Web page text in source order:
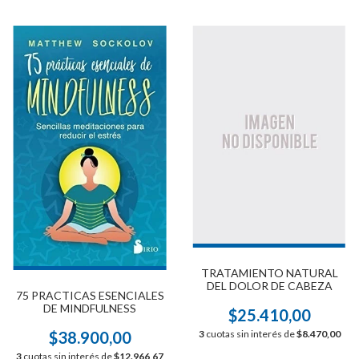
75 PRACTICAS ESENCIALES
DE MINDFULNESS
$38.900,00
3 cuotas sin interés de$12.966,67
TRATAMIENTO NATURAL
DEL DOLOR DE CABEZA
$25.410,00
3 cuotas sin interés de$8.470,00